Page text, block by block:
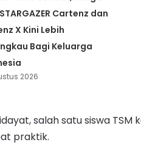
Cartenz dan
X Kini Lebih
Bagi Keluarga
2026
salah satu siswa TSM
praktik.